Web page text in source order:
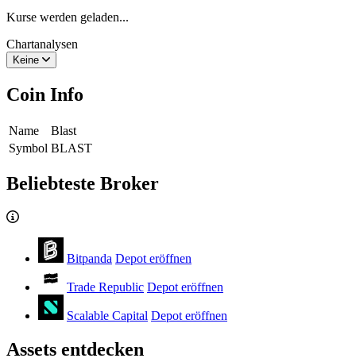
Kurse werden geladen...
Chartanalysen
Keine
Coin Info
Name
Blast
Symbol BLAST
Beliebteste Broker
Bitpanda Depot eröffnen
Trade Republic Depot eröffnen
Scalable Capital Depot eröffnen
Assets entdecken